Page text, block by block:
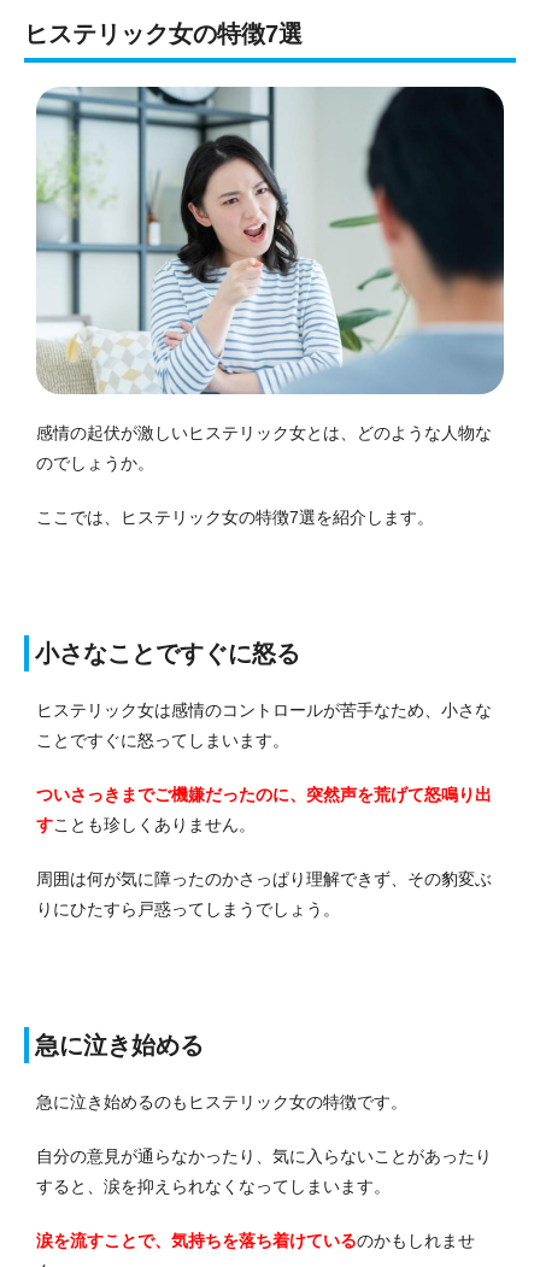
ヒステリック女の特徴7選
感情の起伏が激しいヒステリック女とは、どのような人物な
のでしょうか。
ここでは、ヒステリック女の特徴7選を紹介します。
小さなことですぐに怒る
ヒステリック女は感情のコントロールが苦手なため、小さな
ことですぐに怒ってしまいます。
ついさっきまでご機嫌だったのに、突然声を荒げて怒鳴り出
すことも珍しくありません。
周囲は何が気に障ったのかさっぱり理解できず、その豹変ぶ
りにひたすら戸惑ってしまうでしょう。
急に泣き始める
急に泣き始めるのもヒステリック女の特徴です。
自分の意見が通らなかったり、気に入らないことがあったり
すると、涙を抑えられなくなってしまいます。
涙を流すことで、気持ちを落ち着けているのかもしれませ